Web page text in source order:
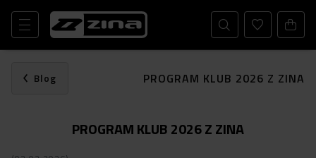
Blog PROGRAM KLUB 2026 Z ZINA
PROGRAM KLUB 2026 Z ZINA